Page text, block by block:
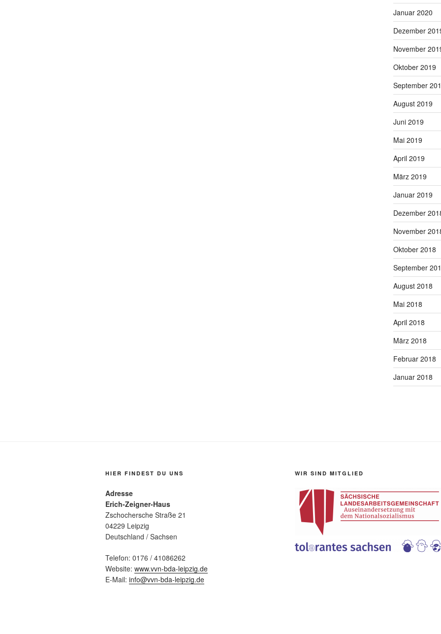
Januar 2020
Dezember
November
Oktober 2019
September
August 2019
Juni 2019
Mai 2019
April 2019
März 2019
Januar 2019
Dezember
November
Oktober 2018
September
August 2018
Mai 2018
April 2018
März 2018
Februar 2018
Januar 2018
HIER FINDEST DU UNS
Adresse
Erich-Zeigner-Haus
Zschochersche Straße 21
04229 Leipzig
Deutschland / Sachsen
Telefon: 0176 / 41086262
Website: www.vvn-bda-leipzig.de
E-Mail: info@vvn-bda-leipzig.de
WIR SIND MITGLIED